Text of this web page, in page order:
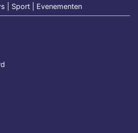
| Sport | Evenementen